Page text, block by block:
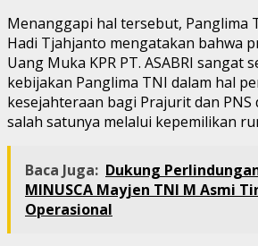
Menanggapi hal tersebut, Panglima
Hadi Tjahjanto mengatakan bahwa
Uang Muka KPR PT. ASABRI sangat
kebijakan Panglima TNI dalam hal
kesejahteraan bagi Prajurit dan
salah satunya melalui kepemilikan
Baca Juga: Dukung
MINUSCA Mayjen TNI M Asmi
Operasional